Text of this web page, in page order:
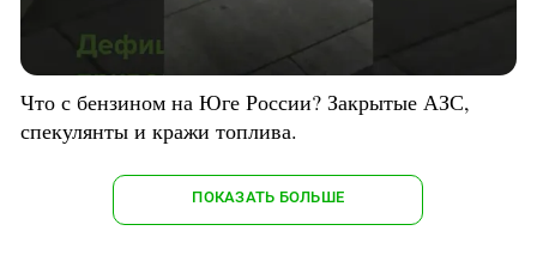
Что с бензином на Юге России? Закрытые АЗС,
спекулянты и кражи топлива.
ПОКАЗАТЬ БОЛЬШЕ